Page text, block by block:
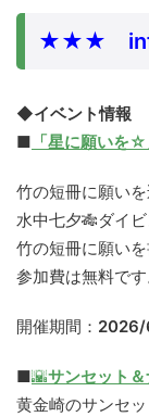
★★★
◆イベント情報
■ 「星に願いを
竹の短冊に願い
水中七夕🎋ダイビ
竹の短冊に願い
参加費は無料です
開催期間： 2026/
■🌇サンセット
黄金崎のサンセッ